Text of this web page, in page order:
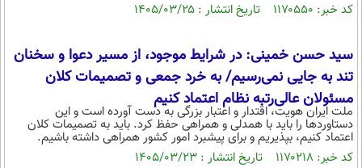
یک برش دانایی
محیط زیست
سفر و تفریح
بین الملل
فرهنگ و هنر
علم و دانش
فناوری و It
علمی
اخبار کریپتو
قرآن
گوناگون
سرگرمی
فیلم
کد خبر: ۱۱۷۰۵۵۰ تاریخ انتشار : ۱۴۰۵/۰۳/۲۵
سید حسن خمینی: در شرایط موجود، از مسیر دعوا و سخنان
تند به جایی نمی‌رسیم/ به خرد جمعی و تصمیمات کلان
مسئولان عالی‌رتبه نظام اعتماد کنیم
ملت ایران هویت، اقتدار و اعتبار بزرگی به دست آورده است و این
دستاوردها را باید با همدلی و همراهی حفظ کرد. باید به تصمیمات کلان
اعتماد کنیم، بپذیریم و برای پیشبرد امور کشور همراهی داشته باشیم.
کد خبر: ۱۱۷۰۲۱۸ تاریخ انتشار : ۱۴۰۵/۰۳/۲۳